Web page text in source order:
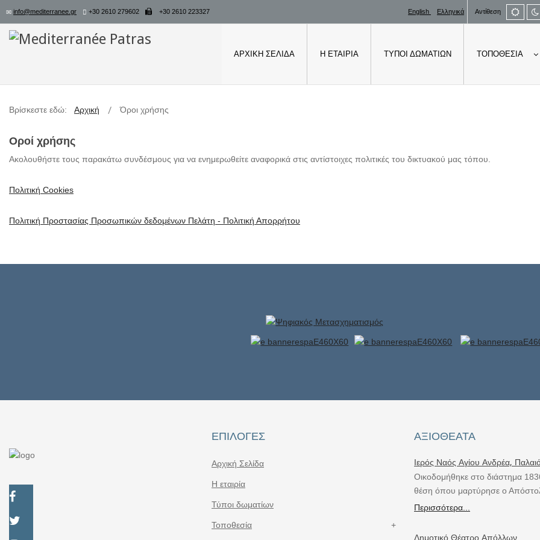
info@mediterranee.gr +30 2610 279602 +30 2610 223327 Αντίθεση
mode
English Ελληνικά
ΑΡΧΙΚΉ ΣΕΛΊΔΑ Η ΕΤΑΙΡΊΑ ΤΎΠΟΙ ΔΩΜΑΤΊΩΝ ΤΟΠΟΘΕΣΊΑ
Βρίσκεστε εδώ: Αρχική Όροι χρήσης
Οροί χρήσης
Ακολουθήστε τους παρακάτω συνδέσμους για να ενημερωθείτε αναφορικά στις αντίστοιχες πολιτικές του δικτυακού μας τόπου.
Πολιτική Cookies
Πολιτική Προστασίας Προσωπικών δεδομένων Πελάτη - Πολιτική Απορρήτου
ΕΠΙΛΟΓΈΣ
Αρχική Σελίδα
Η εταιρία
Τύποι δωματίων
Τοποθεσία
ΑΞΙΟΘΈΑΤΑ
Ιερός Ναός Αγίου Ανδρέα,
Οικοδομήθηκε στο διάστημα
θέση όπου μαρτύρησε ο
Περισσότερα...
Δημοτικό Θέατρο Απόλλων